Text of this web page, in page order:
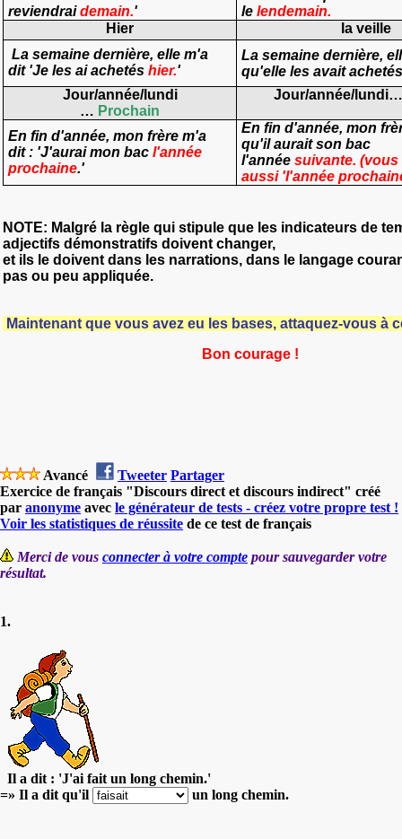
reviendraidemain.'
le lendemain.
Hier
la veille
La semaine dernière, elle m'a
dit 'Je les ai achetéshier.'
La semaine dernière,
qu'elle les avait
Jour/année/lundi
… Prochain
Jour/année/
En fin d'année, mon frère m'a
dit : 'J'aurai mon bac l'année
prochaine.'
En fin d'année, mon
qu'il aurait son bac
l'année suivante. (vous
aussi 'l'année
NOTE: Malgré la règle qui stipule que les indicateurs de
adjectifs démonstratifs doivent changer,
et ils le doivent dans les narrations, dans le langage
pas ou peu appliquée.
Maintenant que vous avez eu les bases, attaquez-vous à
Bon courage !
Avancé Tweeter Partager
Exercice de français "Discours direct et discours indirect" créé
par anonyme avec le générateur de tests - créez votre propre test !
Voir les statistiques de réussite de ce test de français
Merci de vous connecter à votre compte pour sauvegarder votre
résultat.
1.
Il a dit : 'J'ai fait un long chemin.'
=» Il a dit qu'il
un long chemin.